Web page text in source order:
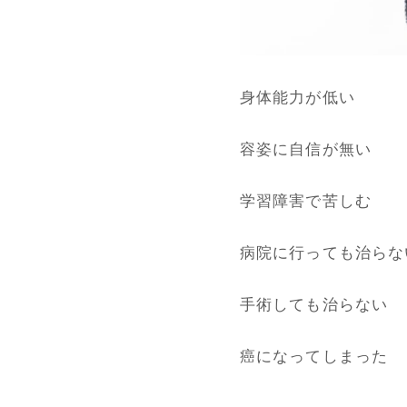
身体能力が低い
容姿に自信が無い
学習障害で苦しむ
病院に行っても治ら
手術しても治らない
癌になってしまった